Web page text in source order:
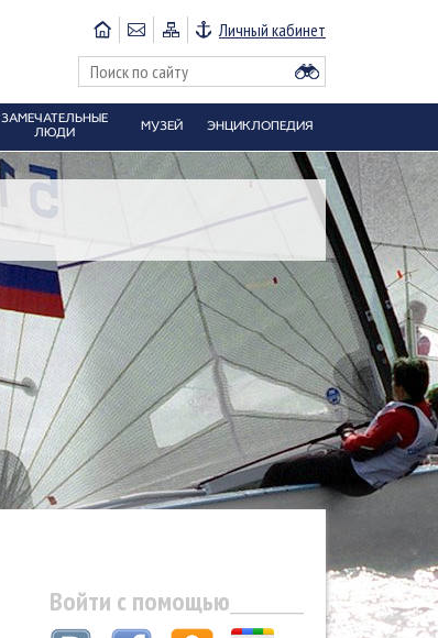
Личный кабинет
ЗАМЕЧАТЕЛЬНЫЕ
ЛЮДИ
МУЗЕЙ ЭНЦИКЛОПЕДИЯ
Войти с помощью